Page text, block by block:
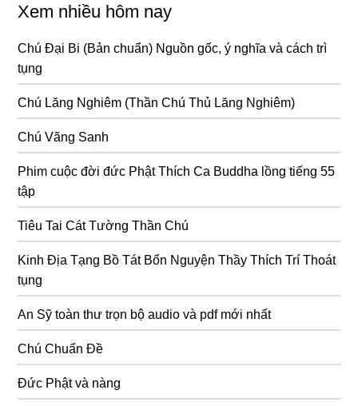
Xem nhiều hôm nay
Chú Đại Bi (Bản chuẩn) Nguồn gốc, ý nghĩa và cách trì
tụng
Chú Lăng Nghiêm (Thần Chú Thủ Lăng Nghiêm)
Chú Vãng Sanh
Phim cuộc đời đức Phật Thích Ca Buddha lồng tiếng 55
tập
Tiêu Tai Cát Tường Thần Chú
Kinh Địa Tạng Bồ Tát Bổn Nguyện Thầy Thích Trí Thoát
tụng
An Sỹ toàn thư trọn bộ audio và pdf mới nhất
Chú Chuẩn Đề
Đức Phật và nàng